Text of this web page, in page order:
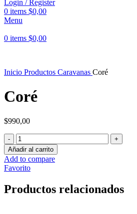
Login / Register
0 items $0,00
Menu
0 items $0,00
Inicio Productos Caravanas Coré
Coré
$990,00
Coré
cantidad
Añadir al carrito
Add to compare
Favorito
Productos relacionados